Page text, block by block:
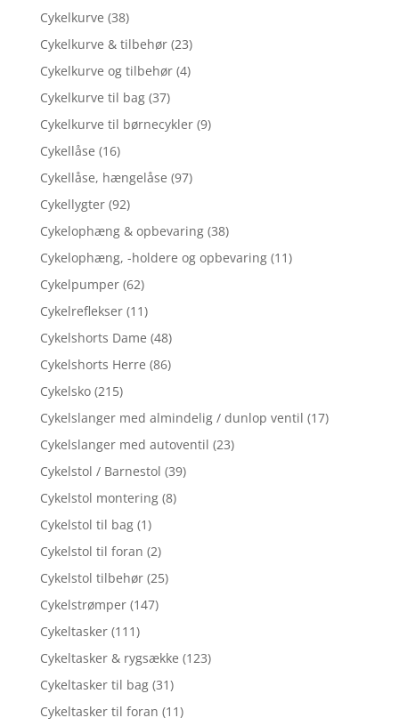
Cykelkurve (38)
Cykelkurve & tilbehør (23)
Cykelkurve og tilbehør (4)
Cykelkurve til bag (37)
Cykelkurve til børnecykler (9)
Cykellåse (16)
Cykellåse, hængelåse (97)
Cykellygter (92)
Cykelophæng & opbevaring (38)
Cykelophæng, -holdere og opbevaring (11)
Cykelpumper (62)
Cykelreflekser (11)
Cykelshorts Dame (48)
Cykelshorts Herre (86)
Cykelsko (215)
Cykelslanger med almindelig / dunlop ventil (17)
Cykelslanger med autoventil (23)
Cykelstol / Barnestol (39)
Cykelstol montering (8)
Cykelstol til bag (1)
Cykelstol til foran (2)
Cykelstol tilbehør (25)
Cykelstrømper (147)
Cykeltasker (111)
Cykeltasker & rygsække (123)
Cykeltasker til bag (31)
Cykeltasker til foran (11)